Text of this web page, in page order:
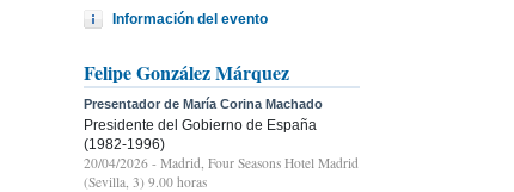
Información del evento
Felipe González Márquez
Presentador de María Corina Machado
Presidente del Gobierno de España
(1982-1996)
20/04/2026 - Madrid, Four Seasons Hotel Madrid
(Sevilla, 3) 9.00 horas